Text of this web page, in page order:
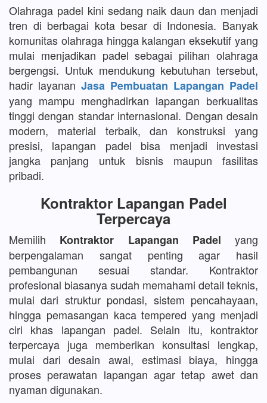
Olahraga padel kini sedang naik daun dan menjadi
tren di berbagai kota besar di Indonesia. Banyak
komunitas olahraga hingga kalangan eksekutif yang
mulai menjadikan padel sebagai pilihan olahraga
bergengsi. Untuk mendukung kebutuhan tersebut,
hadir layanan Jasa Pembuatan Lapangan Padel
yang mampu menghadirkan lapangan berkualitas
tinggi dengan standar internasional. Dengan desain
modern, material terbaik, dan konstruksi yang
presisi, lapangan padel bisa menjadi investasi
jangka panjang untuk bisnis maupun fasilitas
pribadi.
Kontraktor Lapangan Padel
Terpercaya
Memilih Kontraktor Lapangan Padel yang
berpengalaman sangat penting agar hasil
pembangunan sesuai standar. Kontraktor
profesional biasanya sudah memahami detail teknis,
mulai dari struktur pondasi, sistem pencahayaan,
hingga pemasangan kaca tempered yang menjadi
ciri khas lapangan padel. Selain itu, kontraktor
terpercaya juga memberikan konsultasi lengkap,
mulai dari desain awal, estimasi biaya, hingga
proses perawatan lapangan agar tetap awet dan
nyaman digunakan.